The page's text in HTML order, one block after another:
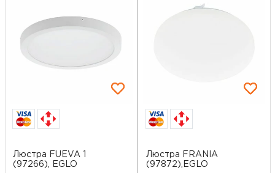
Люстра FUEVA 1
(97266), EGLO
Люстра FRANIA
(97872),EGLO